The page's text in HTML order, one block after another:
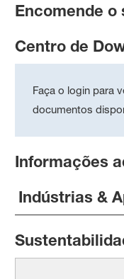
Encomende o
Centro de
Faça o login para
documentos
Informações
Indústrias &